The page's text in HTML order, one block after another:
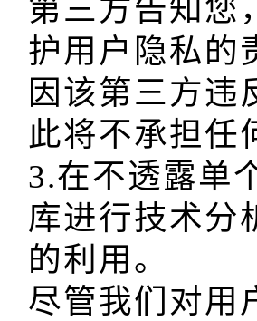
第三方告知您
护用户隐私的
因该第三方违
此将不承担任
3.在不透露单
库进行技术分
的利用。
尽管我们对用